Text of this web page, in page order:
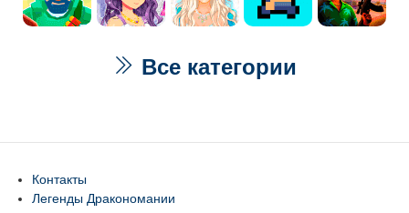
Все категории
Контакты
Легенды Дракономании